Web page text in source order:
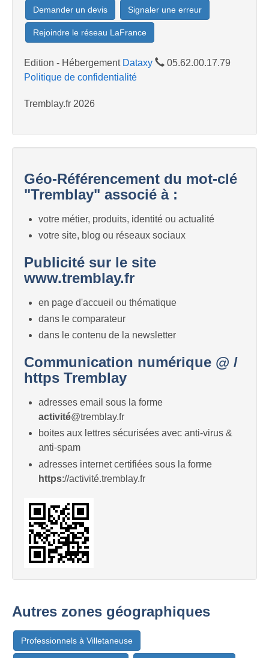
Demander un devis Signaler une erreur
Rejoindre le réseau LaFrance
Edition - Hébergement Dataxy
05.62.00.17.79
Politique de confidentialité
Tremblay.fr 2026
Géo-Référencement du mot-clé
"Tremblay" associé à :
votre métier, produits, identité ou actualité
votre site, blog ou réseaux sociaux
Publicité sur le site
www.tremblay.fr
en page d'accueil ou thématique
dans le comparateur
dans le contenu de la newsletter
Communication numérique @ /
https Tremblay
adresses email sous la forme
activité@tremblay.fr
boites aux lettres sécurisées avec anti-virus &
anti-spam
adresses internet certifiées sous la forme
https://activité.tremblay.fr
Autres zones géographiques
Professionnels à Villetaneuse